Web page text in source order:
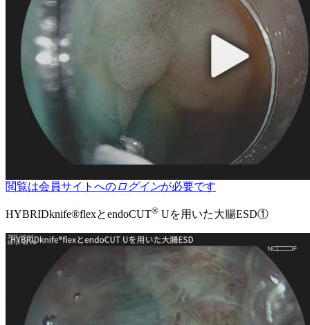
閲覧は会員サイトへのログインが必要です
HYBRIDknife®flexとendoCUT® Uを用いた大腸ESD①